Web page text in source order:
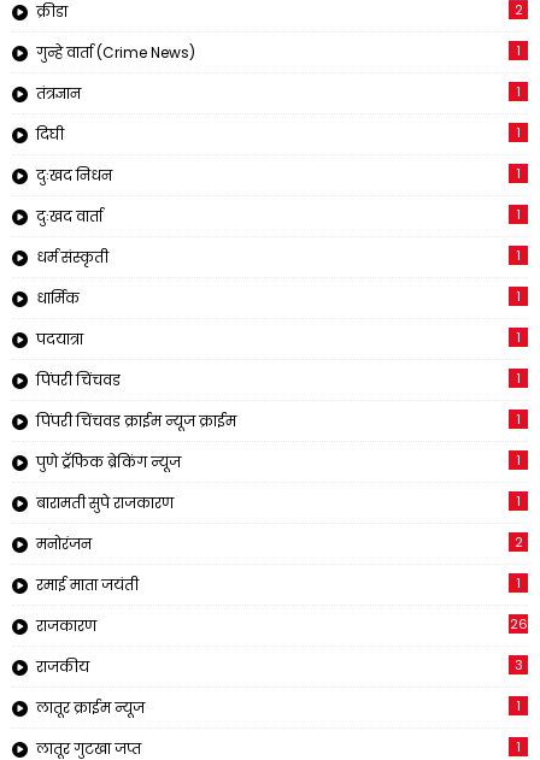
क्रीडा 2
गुन्हे वार्ता (Crime News) 1
तंत्रज्ञान 1
दिघी 1
दुःखद निधन 1
दुःखद वार्ता 1
धर्म संस्कृती 1
धार्मिक 1
पदयात्रा 1
पिंपरी चिंचवड 1
पिंपरी चिंचवड क्राईम न्यूज क्राईम 1
पुणे ट्रॅफिक ब्रेकिंग न्यूज 1
बारामती सुपे राजकारण 1
मनोरंजन 2
रमाई माता जयंती 1
राजकारण 26
राजकीय 3
लातूर क्राईम न्यूज 1
लातूर गुटखा जप्त 1